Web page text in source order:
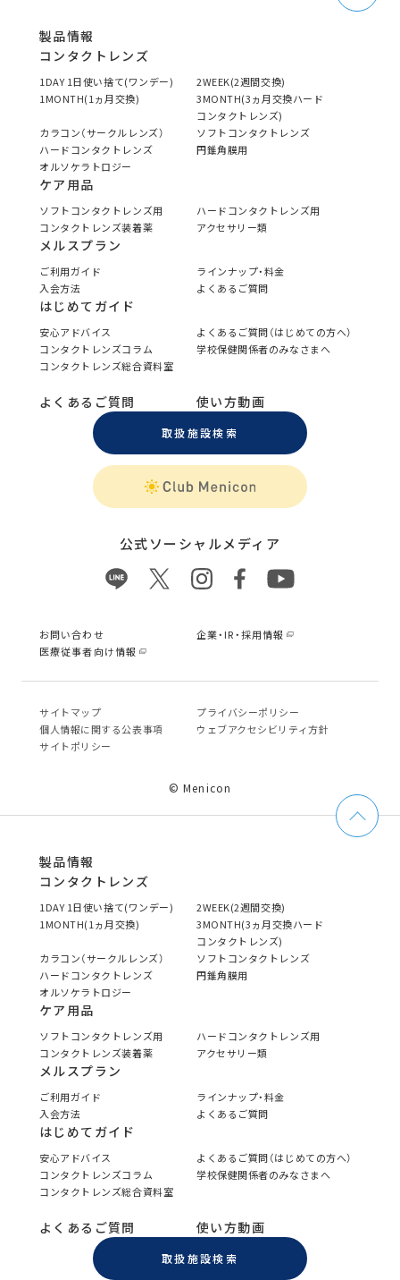
製品情報
コンタクトレンズ
1DAY 1日使い捨て(ワンデー)
2WEEK(2週間交換)
1MONTH(1ヵ月交換)
3MONTH(3ヵ月交換ハード
コンタクトレンズ)
カラコン（サークルレンズ）
ソフトコンタクトレンズ
ハードコンタクトレンズ
円錐角膜用
オルソケラトロジー
ケア用品
ソフトコンタクトレンズ用
ハードコンタクトレンズ用
コンタクトレンズ装着薬
アクセサリー類
メルスプラン
ご利用ガイド
ラインナップ・料金
入会方法
よくあるご質問
はじめてガイド
安心アドバイス
よくあるご質問（はじめての方へ）
コンタクトレンズコラム
学校保健関係者のみなさまへ
コンタクトレンズ総合資料室
よくあるご質問 使い方動画
取扱施設検索
公式ソーシャルメディア
お問い合わせ
企業・IR・採用情報
医療従事者向け情報
サイトマップ
プライバシーポリシー
個⼈情報に関する公表事項
ウェブアクセシビリティ方針
サイトポリシー
© Menicon
製品情報
コンタクトレンズ
1DAY 1日使い捨て(ワンデー)
2WEEK(2週間交換)
1MONTH(1ヵ月交換)
3MONTH(3ヵ月交換ハード
コンタクトレンズ)
カラコン（サークルレンズ）
ソフトコンタクトレンズ
ハードコンタクトレンズ
円錐角膜用
オルソケラトロジー
ケア用品
ソフトコンタクトレンズ用
ハードコンタクトレンズ用
コンタクトレンズ装着薬
アクセサリー類
メルスプラン
ご利用ガイド
ラインナップ・料金
入会方法
よくあるご質問
はじめてガイド
安心アドバイス
よくあるご質問（はじめての方へ）
コンタクトレンズコラム
学校保健関係者のみなさまへ
コンタクトレンズ総合資料室
よくあるご質問 使い方動画
取扱施設検索